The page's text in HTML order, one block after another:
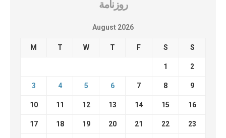
روزنامة
August 2026
M T W T F S S
1 2
3 4 5 6 7 8 9
10 11 12 13 14 15 16
17 18 19 20 21 22 23